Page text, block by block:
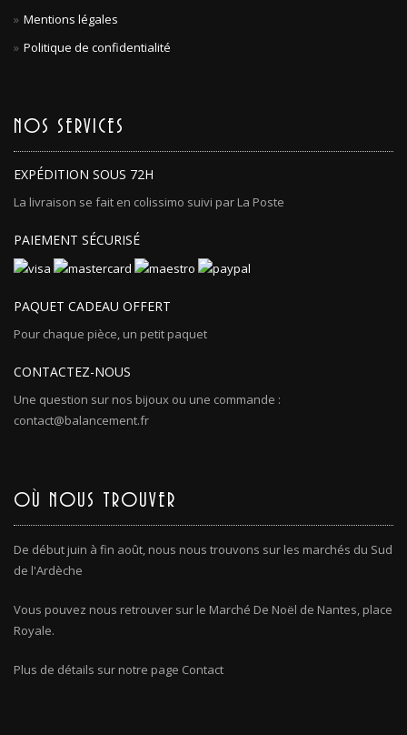
Mentions légales
Politique de confidentialité
NOS SERVICES
EXPÉDITION SOUS 72H
La livraison se fait en colissimo suivi par La Poste
PAIEMENT SÉCURISÉ
PAQUET CADEAU OFFERT
Pour chaque pièce, un petit paquet
CONTACTEZ-NOUS
Une question sur nos bijoux ou une commande :
contact@balancement.fr
OÙ NOUS TROUVER
De début juin à fin août, nous nous trouvons sur les marchés du Sud
de l'Ardèche
Vous pouvez nous retrouver sur le Marché De Noël de Nantes, place
Royale.
Plus de détails sur notre page Contact